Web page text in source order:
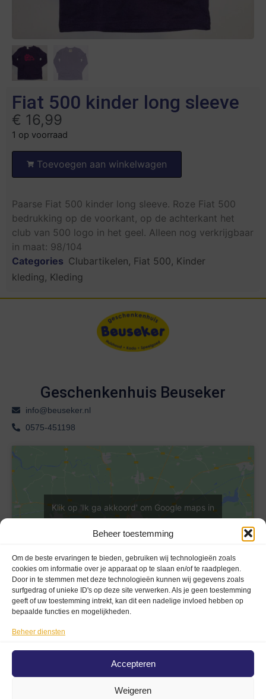
Beheer toestemming
Om de beste ervaringen te bieden, gebruiken wij technologieën zoals
cookies om informatie over je apparaat op te slaan en/of te raadplegen.
Door in te stemmen met deze technologieën kunnen wij gegevens zoals
surfgedrag of unieke ID's op deze site verwerken. Als je geen toestemming
geeft of uw toestemming intrekt, kan dit een nadelige invloed hebben op
bepaalde functies en mogelijkheden.
Beheer diensten
Accepteren
Weigeren
Fiat 500 kinder long sleeve
€ 16,99
1 op voorraad
Toevoegen aan winkelwagen
Paarse Fiat 500 kinder long sleeve. Roze Fiat 500
bedrukking op de voorkant, op de achterkant het
club van 500 logo in het geel. Alleen nog verkrijgbaar
in maat: 98/104
Categories Clubartikelen, Fiat 500, Kinder
kleding, Kleding
Geschenkenhuis Beuseker
info@beuseker.nl
0575-451198
Klik op 'Ik ga akkoord' om Google maps in
te schakelen
Cookieverklaring
Ik ga akkoord
Privacy En Voorwaarden
Disclaimer